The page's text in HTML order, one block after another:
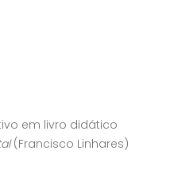
em livro didático
(Francisco Linhares)